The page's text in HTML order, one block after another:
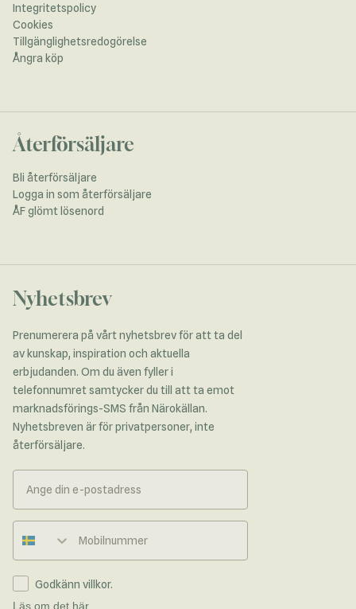
Integritetspolicy
Cookies
Tillgänglighetsredogörelse
Ångra köp
Återförsäljare
Bli återförsäljare
Logga in som återförsäljare
ÅF glömt lösenord
Nyhetsbrev
Prenumerera på vårt nyhetsbrev för att ta del
av kunskap, inspiration och aktuella
erbjudanden. Om du även fyller i
telefonnumret samtycker du till att ta emot
marknadsförings-SMS från Närokällan.
Nyhetsbreven är för privatpersoner, inte
återförsäljare.
Telefonnummer
Godkänn villkor.
Läs om det här.